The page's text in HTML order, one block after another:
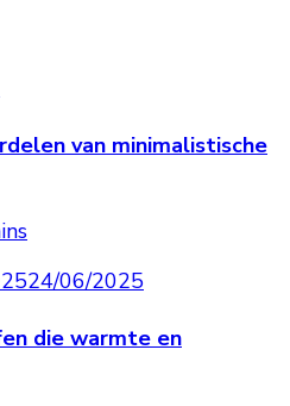
van minimalistische
24/06/2025
die warmte en